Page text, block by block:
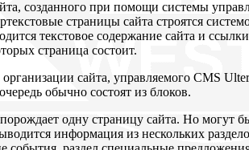
созданного при помощи системы
страницы сайта строятся
текстовое содержание сайта и
страница состоит.
сайта, управляемого CMS
обычно состоят из блоков.
одну страницу сайта. Но могут
информация из нескольких